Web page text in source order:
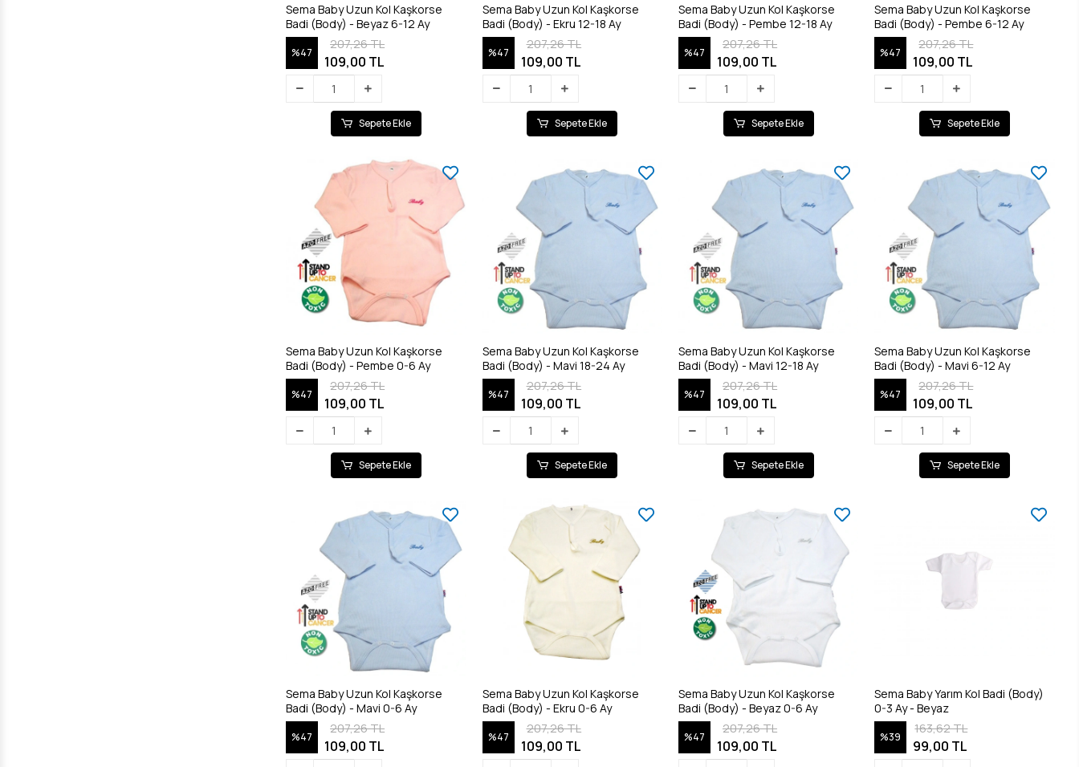
Sema Baby Uzun Kol Kaşkorse
Badi (Body) - Beyaz 6-12 Ay
%47
207,26 TL
109,00 TL
Sepete Ekle
Sema Baby Uzun Kol Kaşkorse
Badi (Body) - Ekru 12-18 Ay
%47
207,26 TL
109,00 TL
Sepete Ekle
Sema Baby Uzun Kol Kaşkorse
Badi (Body) - Pembe 12-18 Ay
%47
207,26 TL
109,00 TL
Sepete Ekle
Sema Baby Uzun Kol Kaşkorse
Badi (Body) - Pembe 6-12 Ay
%47
207,26 TL
109,00 TL
Sepete Ekle
Sema Baby Uzun Kol Kaşkorse
Badi (Body) - Pembe 0-6 Ay
%47
207,26 TL
109,00 TL
Sepete Ekle
Sema Baby Uzun Kol Kaşkorse
Badi (Body) - Mavi 18-24 Ay
%47
207,26 TL
109,00 TL
Sepete Ekle
Sema Baby Uzun Kol Kaşkorse
Badi (Body) - Mavi 12-18 Ay
%47
207,26 TL
109,00 TL
Sepete Ekle
Sema Baby Uzun Kol Kaşkorse
Badi (Body) - Mavi 6-12 Ay
%47
207,26 TL
109,00 TL
Sepete Ekle
Sema Baby Uzun Kol Kaşkorse
Badi (Body) - Mavi 0-6 Ay
%47
207,26 TL
109,00 TL
Sema Baby Uzun Kol Kaşkorse
Badi (Body) - Ekru 0-6 Ay
%47
207,26 TL
109,00 TL
Sema Baby Uzun Kol Kaşkorse
Badi (Body) - Beyaz 0-6 Ay
%47
207,26 TL
109,00 TL
Sema Baby Yarım Kol Badi (Body)
0-3 Ay - Beyaz
%39
163,62 TL
99,00 TL